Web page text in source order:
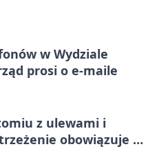
w Wydziale
prosi o e-maile
z ulewami i
obowiązuje do